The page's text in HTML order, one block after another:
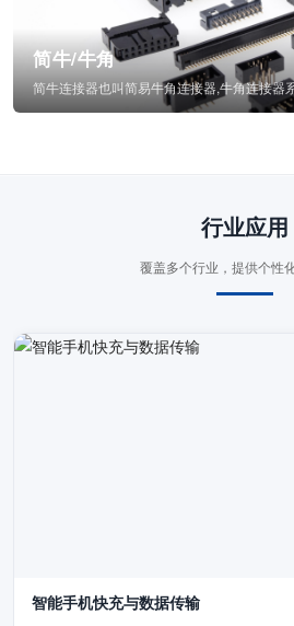
简牛/牛角
行业应用
覆盖多个行业，提供个性
智能手机快充与数据传输